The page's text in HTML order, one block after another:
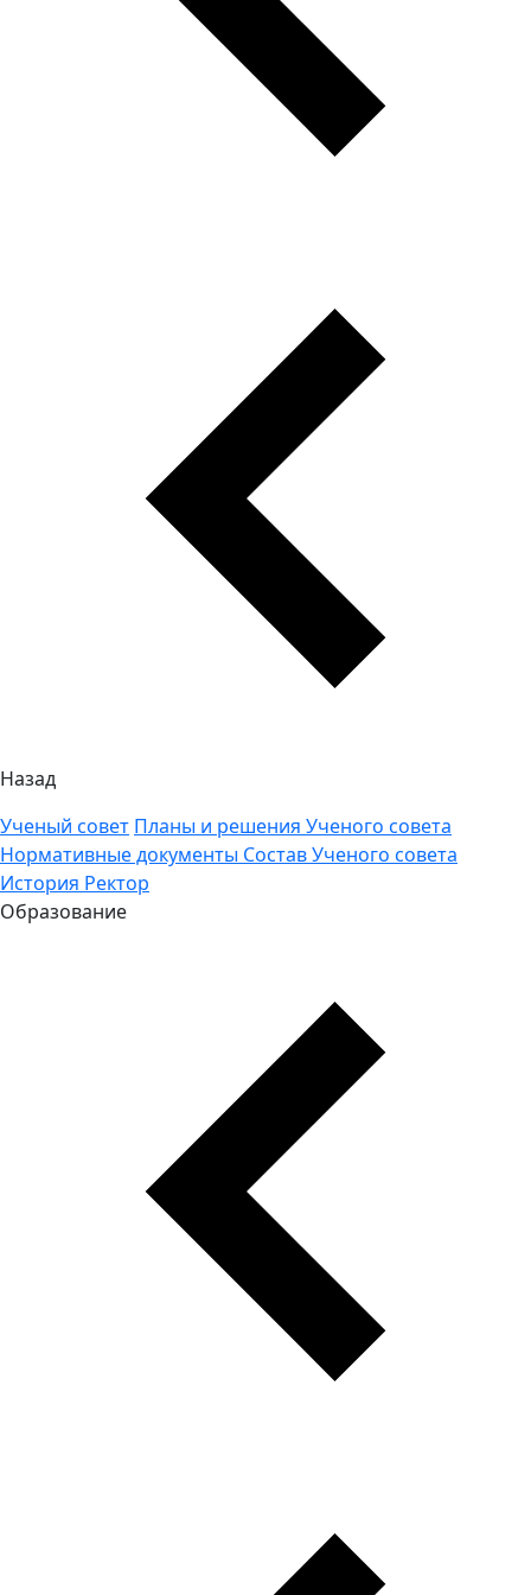
Назад
Ученый совет Планы и решения Ученого совета
Нормативные документы Состав Ученого совета
История Ректор
Образование